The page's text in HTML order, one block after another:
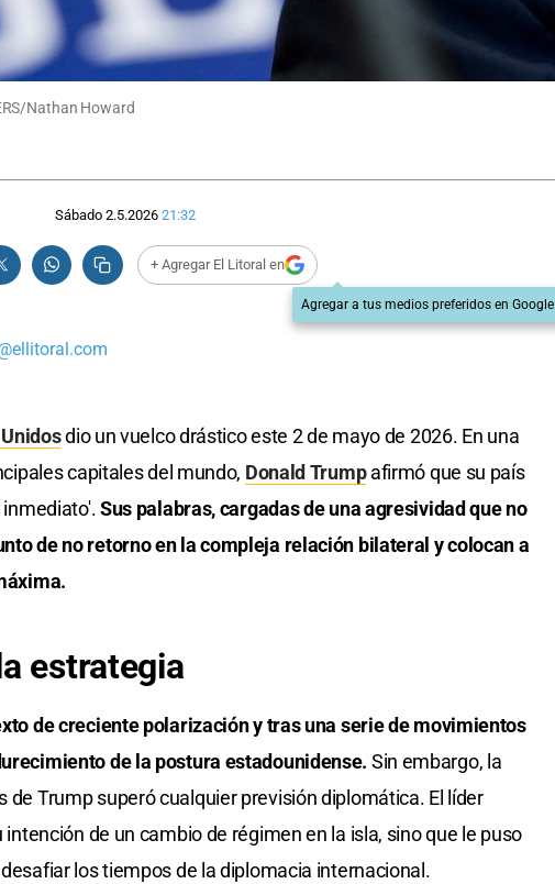
Nathan Howard
Sábado 2.5.2026 21:32
+ Agregar El Litoral en
Agregar a tus medios preferidos en Google
dio un vuelco drástico este 2 de mayo de 2026. En una
capitales del mundo, Donald Trumpafirmó que su país
inmediato'.Sus palabras, cargadas de una agresividad que no
de no retorno en la compleja relación bilateral y colocan a
estrategia
de creciente polarización y tras una serie de movimientos
de la postura estadounidense. Sin embargo, la
Trump superó cualquier previsión diplomática. El líder
de un cambio de régimen en la isla, sino que le puso
los tiempos de la diplomacia internacional.